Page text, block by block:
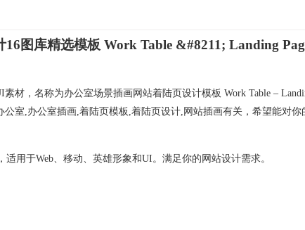
图库精选模板 Work Table &#8211; Landing
材，名称为办公室场景插画网站着陆页设计模板 Work Table –
室,办公室插画,着陆页模板,着陆页设计,网站插画有关，希望能对你
用于Web、移动、英雄形象和UI。满足你的网站设计需求。